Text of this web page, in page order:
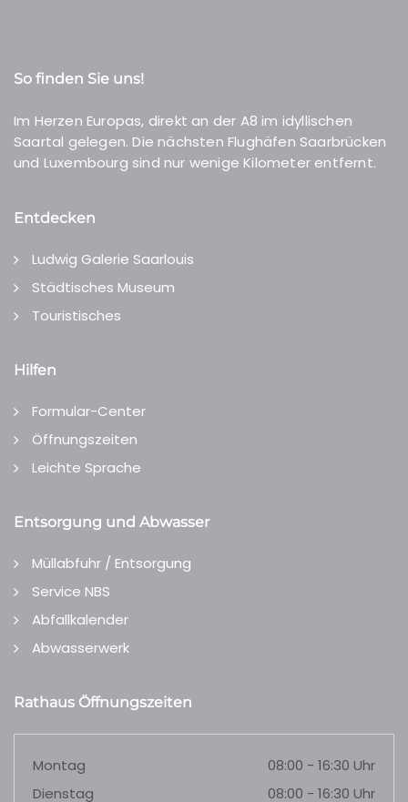
So finden Sie uns!
Im Herzen Europas, direkt an der A8 im idyllischen
Saartal gelegen. Die nächsten Flughäfen Saarbrücken
und Luxembourg sind nur wenige Kilometer entfernt.
Entdecken
Ludwig Galerie Saarlouis
Städtisches Museum
Touristisches
Hilfen
Formular-Center
Öffnungszeiten
Leichte Sprache
Entsorgung und Abwasser
Müllabfuhr / Entsorgung
Service NBS
Abfallkalender
Abwasserwerk
Rathaus Öffnungszeiten
Montag
08:00 - 16:30 Uhr
Dienstag
08:00 - 16:30 Uhr